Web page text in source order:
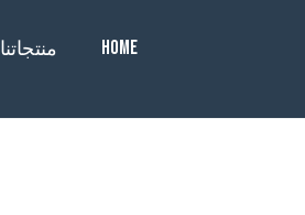
HOME منتجاتنا